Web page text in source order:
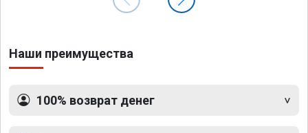
Наши преимущества
100% возврат денег